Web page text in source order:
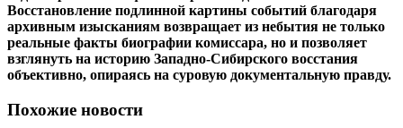
Восстановление подлинной картины событий благодаря
архивным изысканиям возвращает из небытия не только
реальные факты биографии комиссара, но и позволяет
взглянуть на историю Западно-Сибирского восстания
объективно, опираясь на суровую документальную правду.
Похожие новости